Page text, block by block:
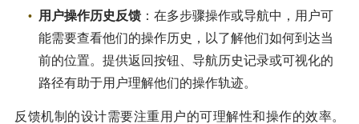
用户操作历史反馈 ：在多步骤操作或导航中，用户可
能需要查看他们的操作历史，以了解他们如何到达当
前的位置。提供返回按钮、导航历史记录或可视化的
路径有助于用户理解他们的操作轨迹。
反馈机制的设计需要注重用户的可理解性和操作的效率。